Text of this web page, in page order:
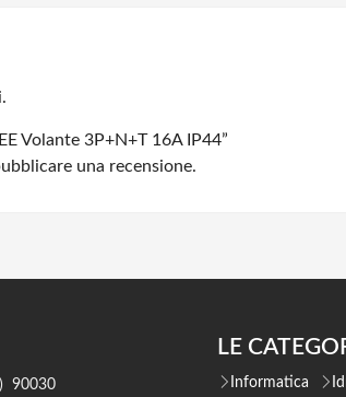
Volante 3P+N+T 16A IP44”
una recensione.
90030
LE
Informatica